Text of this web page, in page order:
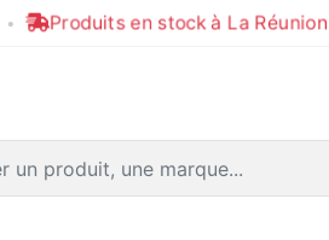
• Produits en stock à La